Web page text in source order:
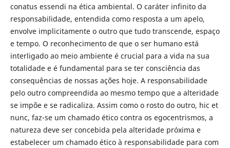
conatus essendi na ética ambiental. O caráter infinito da
responsabilidade, entendida como resposta a um apelo,
envolve implicitamente o outro que tudo transcende, espaço
e tempo. O reconhecimento de que o ser humano está
interligado ao meio ambiente é crucial para a vida na sua
totalidade e é fundamental para se ter consciência das
consequências de nossas ações hoje. A responsabilidade
pelo outro compreendida ao mesmo tempo que a alteridade
se impõe e se radicaliza. Assim como o rosto do outro, hic et
nunc, faz-se um chamado ético contra os egocentrismos, a
natureza deve ser concebida pela alteridade próxima e
estabelecer um chamado ético à responsabilidade para com